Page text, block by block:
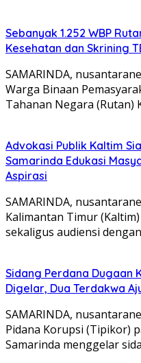
Sebanyak 1.252 WBP
Kesehatan dan Skrining
SAMARINDA,
Warga Binaan
Tahanan Negara (Rutan)
Advokasi Publik Kaltim
Samarinda Edukasi
Aspirasi
SAMARINDA,
Kalimantan Timur
sekaligus audiensi
Sidang Perdana Dugaan
Digelar, Dua Terdakwa
SAMARINDA,
Pidana Korupsi (Tipikor)
Samarinda menggelar